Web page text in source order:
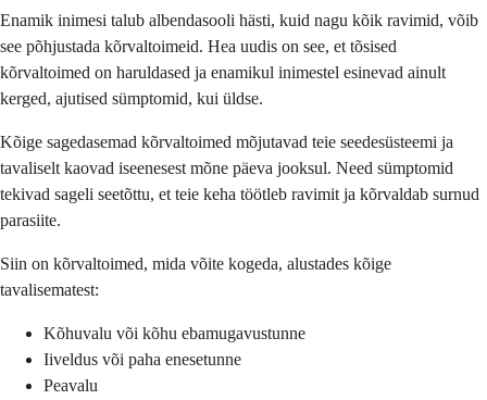
Enamik inimesi talub albendasooli hästi, kuid nagu kõik ravimid, võib
see põhjustada kõrvaltoimeid. Hea uudis on see, et tõsised
kõrvaltoimed on haruldased ja enamikul inimestel esinevad ainult
kerged, ajutised sümptomid, kui üldse.
Kõige sagedasemad kõrvaltoimed mõjutavad teie seedesüsteemi ja
tavaliselt kaovad iseenesest mõne päeva jooksul. Need sümptomid
tekivad sageli seetõttu, et teie keha töötleb ravimit ja kõrvaldab surnud
parasiite.
Siin on kõrvaltoimed, mida võite kogeda, alustades kõige
tavalisematest:
Kõhuvalu või kõhu ebamugavustunne
Iiveldus või paha enesetunne
Peavalu